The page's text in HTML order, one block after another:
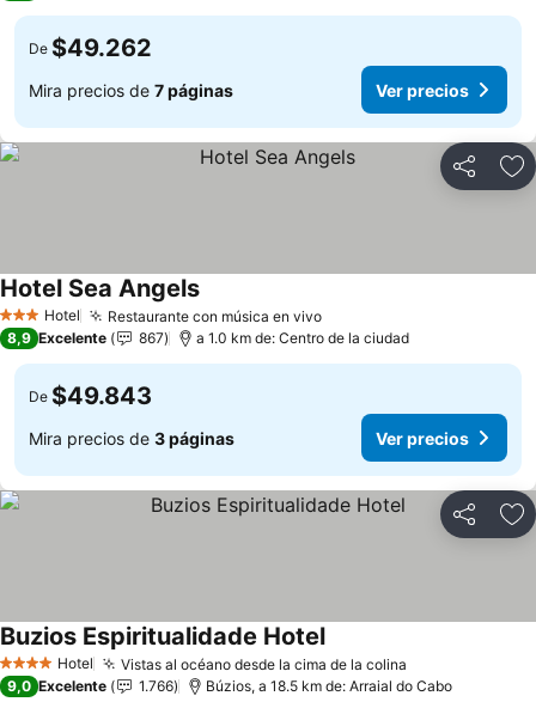
De $49.262
Mira precios de 7 páginas Ver precios
Compartir
3 Estrellas
Hotel Restaurante con música en vivoVer precios
Hotel Sea AngelsVer precios
8,9 Excelente 867 a 1.0 km de: Centro de la ciudad
De $49.843
Mira precios de 3 páginas Ver precios
Compartir
4 EstrellasHotel Vistas al océano desde la cima de la colina
Buzios Espiritualidade HotelVer precios
9,0 Excelente 1.766 Búzios, a 18.5 km de: Arraial do Cabo